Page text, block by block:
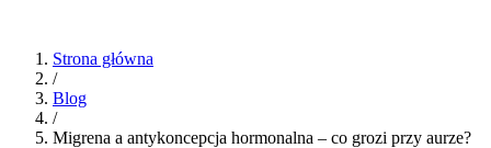
Strona główna
/
Blog
/
Migrena a antykoncepcja hormonalna – co grozi przy aurze?